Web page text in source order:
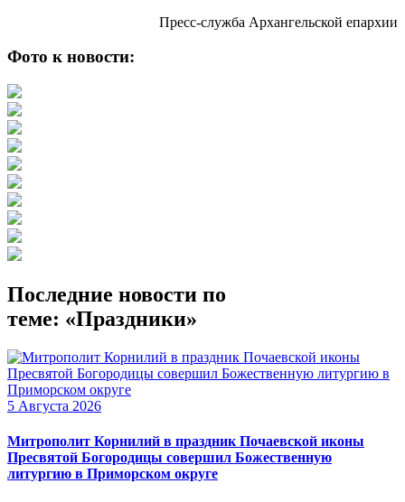
Пресс-служба Архангельской епархии
Фото к новости:
Последние новости по
теме: «Праздники»
5 Августа 2026
Митрополит Корнилий в праздник Почаевской иконы
Пресвятой Богородицы совершил Божественную
литургию в Приморском округе